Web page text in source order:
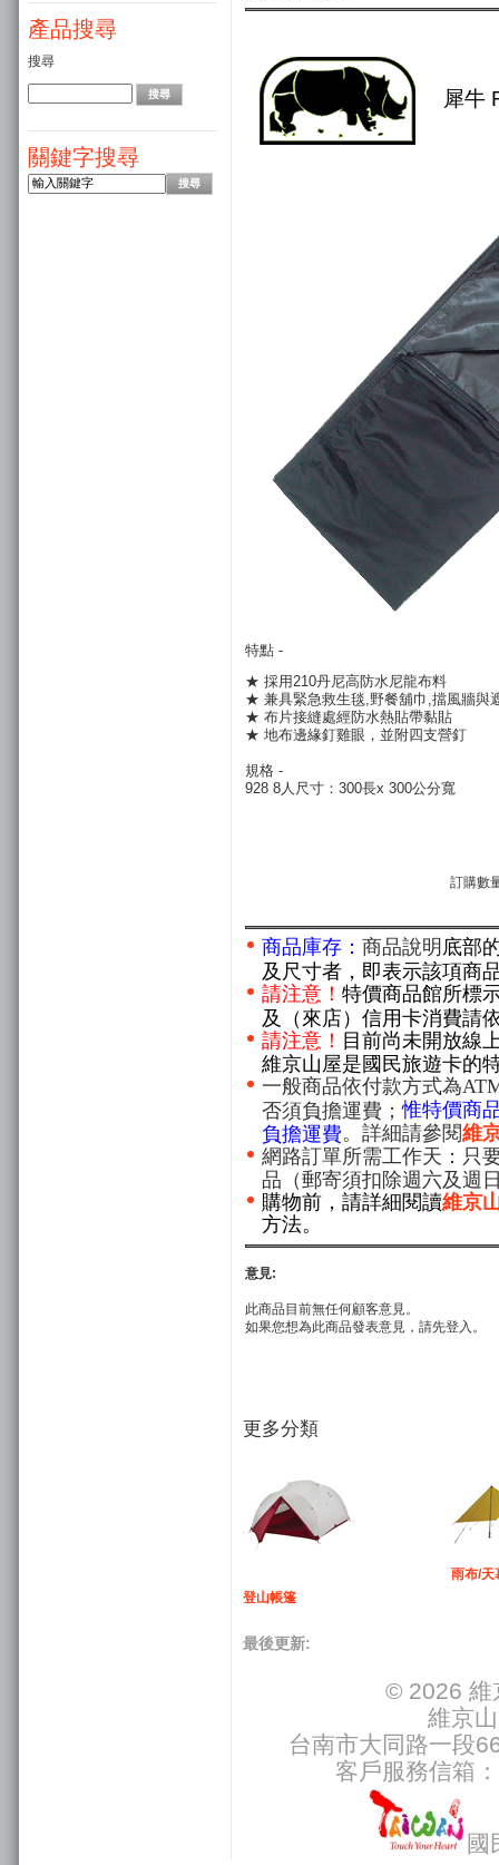
產品搜尋
搜尋
關鍵字搜尋
犀牛
特點 -
★ 採用210丹尼高防水尼龍布料
★ 兼具緊急救生毯,野餐舖巾,擋風牆與
★ 布片接縫處經防水熱貼帶黏貼
★ 地布邊緣釘雞眼，並附四支營釘
規格 -
928 8人尺寸：300長x 300公分寬
訂購數
商品庫存： 商品說明 底部
及尺寸者，即表示該項商
請注意！ 特價商品館所標
及（來店）信用卡消費請
請注意！ 目前尚未開放線
維京山屋是國民旅遊卡的
一般商品依付款方式為
否須負擔運費；惟特價商
負擔運費。詳細請參閱維
網路訂單所需工作天：只
品（郵寄須扣除週六及週
購物前，請詳細閱讀維京
方法。
意見:
此商品目前無任何顧客意見。
如果您想為此商品發表意見，請先登入。
更多分類
登山帳篷
雨布/天
最後更新:
© 2026 維
維京
台南市大同路一段
客戶服務信箱：
國